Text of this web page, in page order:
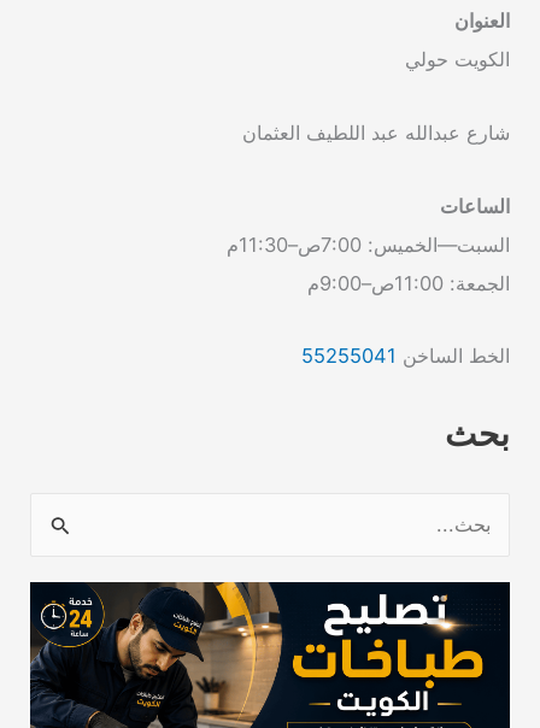
العنوان
الكويت حولي
شارع عبدالله عبد اللطيف العثمان
الساعات
السبت—الخميس: 7:00ص–11:30م
الجمعة: 11:00ص–9:00م
الخط الساخن 55255041
بحث